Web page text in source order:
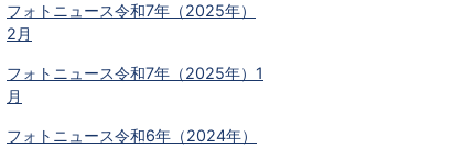
フォトニュース令和7年（2025年）
2月
フォトニュース令和7年（2025年）1
月
フォトニュース令和6年（2024年）